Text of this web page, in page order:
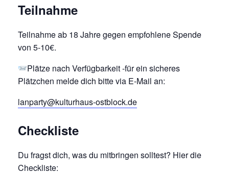
Teilnahme
Teilnahme ab 18 Jahre gegen empfohlene Spende
von 5-10€.
Plätze nach Verfügbarkeit -für ein sicheres
Plätzchen melde dich bitte via E-Mail an:
lanparty@kulturhaus-ostblock.de
Checkliste
Du fragst dich, was du mitbringen solltest? Hier die
Checkliste: